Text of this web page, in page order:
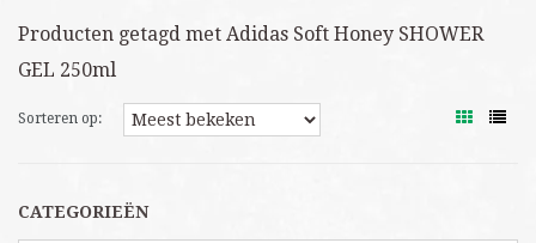
Producten getagd met Adidas Soft Honey SHOWER
GEL 250ml
Sorteren op:
CATEGORIEËN